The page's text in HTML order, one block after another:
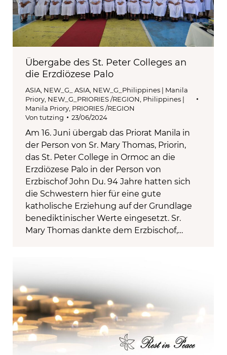
Übergabe des St. Peter Colleges an
die Erzdiözese Palo
ASIA NEW_G_ ASIA NEW_G_Philippines | Manila
Priory NEW_G_PRIORIES /REGION Philippines |
Manila Priory PRIORIES /REGION
Von tutzing 23/06/2024
Am 16. Juni übergab das Priorat Manila in
der Person von Sr. Mary Thomas, Priorin,
das St. Peter College in Ormoc an die
Erzdiözese Palo in der Person von
Erzbischof John Du. 94 Jahre hatten sich
die Schwestern hier für eine gute
katholische Erziehung auf der Grundlage
benediktinischer Werte eingesetzt. Sr.
Mary Thomas dankte dem Erzbischof,…